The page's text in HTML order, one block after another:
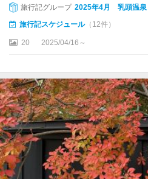
旅行記グループ 2025年4月 乳頭温
旅行記スケジュール（12件）
20 2025/04/16～